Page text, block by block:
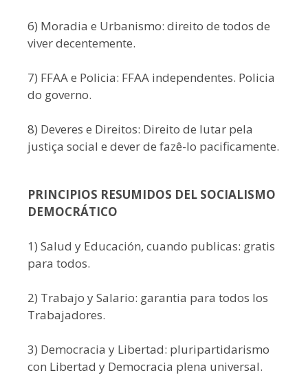
6) Moradia e Urbanismo: direito de todos de
viver decentemente.
7) FFAA e Policia: FFAA independentes. Policia
do governo.
8) Deveres e Direitos: Direito de lutar pela
justiça social e dever de fazê-lo pacificamente.
PRINCIPIOS RESUMIDOS DEL SOCIALISMO
DEMOCRÁTICO
1) Salud y Educación, cuando publicas: gratis
para todos.
2) Trabajo y Salario: garantia para todos los
Trabajadores.
3) Democracia y Libertad: pluripartidarismo
con Libertad y Democracia plena universal.